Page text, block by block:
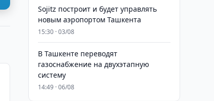
Sojitz построит и будет управлять
новым аэропортом Ташкента
15:30 · 03/08
В Ташкенте переводят
газоснабжение на двухэтапную
систему
14:49 · 06/08